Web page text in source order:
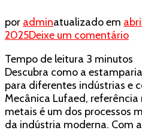
por adminatualizado em
2025Deixe um comentárioem
de
e
Tempo de leitura 3 minutos
Descubra como a
para diferentes indústrias e
Mecânica Lufaed,
metais é um dos processos
da indústria moderna. Com